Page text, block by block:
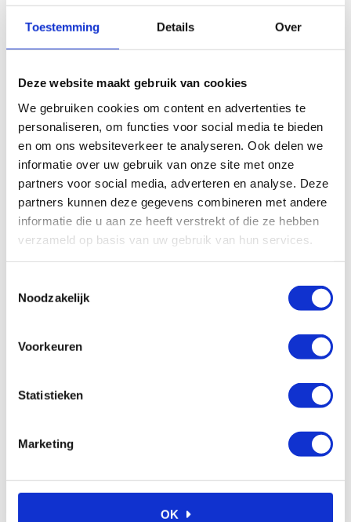
Toestemming Details Over
Deze website maakt gebruik van cookies
We gebruiken cookies om content en advertenties te
personaliseren, om functies voor social media te bieden
en om ons websiteverkeer te analyseren. Ook delen we
informatie over uw gebruik van onze site met onze
partners voor social media, adverteren en analyse. Deze
partners kunnen deze gegevens combineren met andere
informatie die u aan ze heeft verstrekt of die ze hebben
verzameld op basis van uw gebruik van hun services.
Noodzakelijk
Voorkeuren
Statistieken
Marketing
OK
KIT 60Ltr – ATF
kit 20Ltr. ATF
In winkelwagen
Macnaught BOP Pompbuis
Veelgestelde vragen